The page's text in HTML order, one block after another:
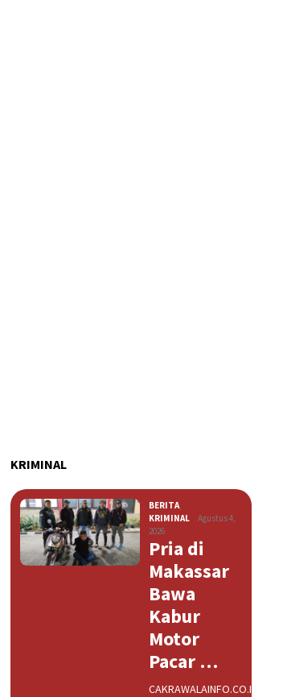
KRIMINAL
BERITA
KRIMINAL
Agustus 4,
2026
Pria di
Makassar
Bawa
Kabur
Motor
Pacar …
CAKRAWALAINFO.CO.ID,